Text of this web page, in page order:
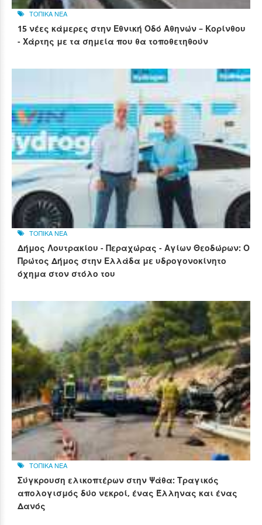
ΤΟΠΙΚΑ ΝΕΑ
15 νέες κάμερες στην Εθνική Οδό Αθηνών – Κορίνθου
- Χάρτης με τα σημεία που θα τοποθετηθούν
ΤΟΠΙΚΑ ΝΕΑ
Δήμος Λουτρακίου - Περαχώρας - Αγίων Θεοδώρων: Ο
Πρώτος Δήμος στην Ελλάδα με υδρογονοκίνητο
όχημα στον στόλο του
ΤΟΠΙΚΑ ΝΕΑ
Σύγκρουση ελικοπτέρων στην Ψάθα: Τραγικός
απολογισμός δύο νεκροί, ένας Έλληνας και ένας
Δανός